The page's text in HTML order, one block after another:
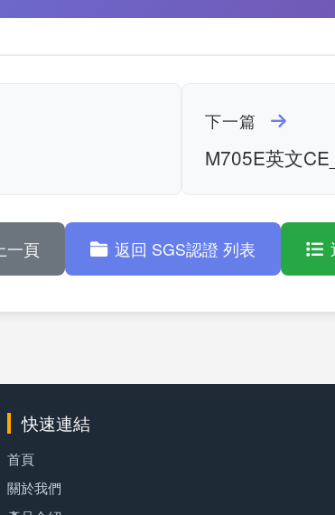
下一篇
M705E英文
一頁 返回 SGS認證 列表
快速連結
首頁
關於我們